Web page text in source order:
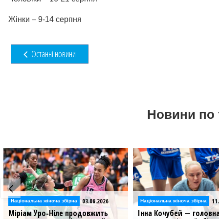
Жінки – 9-14 серпня
Останні новини
Новини по
Національна жіноча збірна 03.06.2026
Міріам Уро-Ніле продовжить
Національна жіноча збірна
Інна Кочубей — головна